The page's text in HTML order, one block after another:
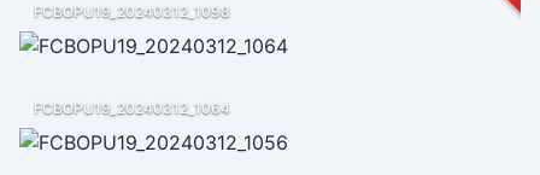
FCBOPU19_20240312_1098
FCBOPU19_20240312_1064